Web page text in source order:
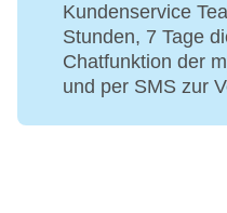
Kundenservice
Stunden, 7 Tage
Chatfunktion der
und per SMS zur